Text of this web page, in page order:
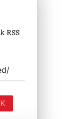
RSS